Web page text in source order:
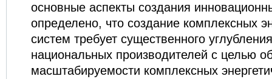
основные аспекты создания
определено, что создание комплексных
систем требует существенного
национальных производителей с целью
масштабируемости комплексных